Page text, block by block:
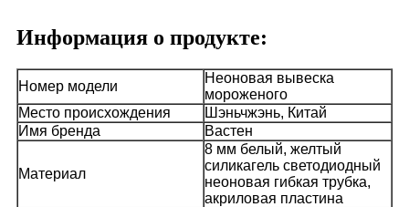
Информация о продукте:
Номер модели
Неоновая вывеска
мороженого
Место происхождения
Шэньчжэнь, Китай
Имя бренда
Вастен
Материал
8 мм белый, желтый
силикагель светодиодный
неоновая гибкая трубка,
акриловая пластина